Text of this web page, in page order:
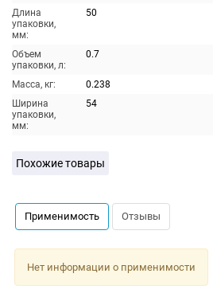
Длина
упаковки,
мм:
50
Объем
упаковки, л:
0.7
Масса, кг:
0.238
Ширина
упаковки,
мм:
54
Похожие товары
Применимость Отзывы
Нет информации о применимости